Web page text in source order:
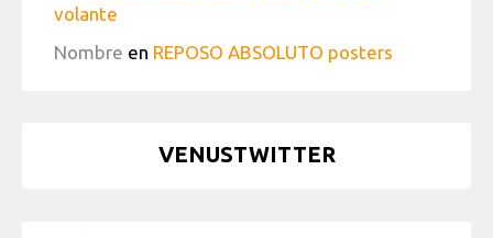
volante
Nombre en REPOSO ABSOLUTO posters
VENUSTWITTER